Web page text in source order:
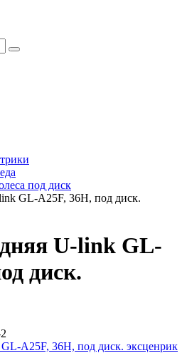
под диск
GL-A25F, 36Н, под диск.
U-link GL-
диск.